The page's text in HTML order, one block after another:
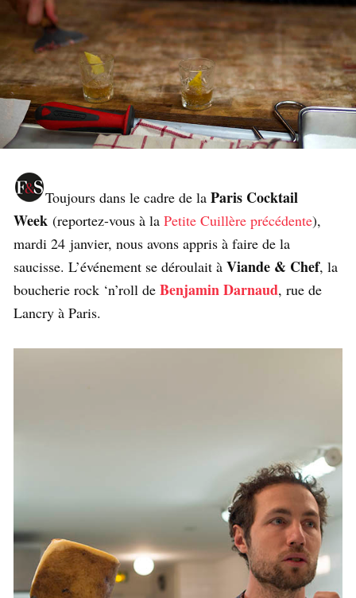
Toujours dans le cadre de la Paris Cocktail
Week (reportez-vous à la Petite Cuillère précédente),
mardi 24 janvier, nous avons appris à faire de la
saucisse. L’événement se déroulait à Viande & Chef, la
boucherie rock ‘n’roll de Benjamin Darnaud, rue de
Lancry à Paris.